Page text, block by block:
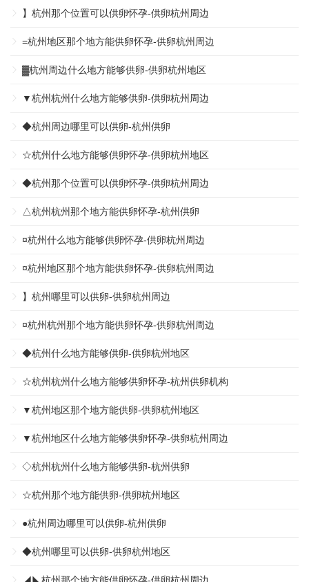
】杭州那个位置可以供卵怀孕-供卵杭州周边
=杭州地区那个地方能供卵怀孕-供卵杭州周边
▓杭州周边什么地方能够供卵-供卵杭州地区
▼杭州杭州什么地方能够供卵-供卵杭州周边
◆杭州周边哪里可以供卵-杭州供卵
☆杭州什么地方能够供卵怀孕-供卵杭州地区
◆杭州那个位置可以供卵怀孕-供卵杭州周边
△杭州杭州那个地方能供卵怀孕-杭州供卵
¤杭州什么地方能够供卵怀孕-供卵杭州周边
¤杭州地区那个地方能供卵怀孕-供卵杭州周边
】杭州哪里可以供卵-供卵杭州周边
¤杭州杭州那个地方能供卵怀孕-供卵杭州周边
◆杭州什么地方能够供卵-供卵杭州地区
☆杭州杭州什么地方能够供卵怀孕-杭州供卵机构
▼杭州地区那个地方能供卵-供卵杭州地区
▼杭州地区什么地方能够供卵怀孕-供卵杭州周边
◇杭州杭州什么地方能够供卵-杭州供卵
☆杭州那个地方能供卵-供卵杭州地区
●杭州周边哪里可以供卵-杭州供卵
◆杭州哪里可以供卵-供卵杭州地区